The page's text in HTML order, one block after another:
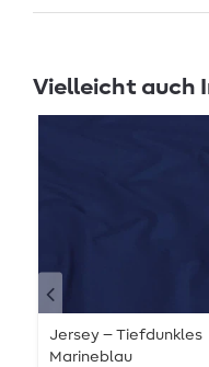
Vielleicht auch
Jersey – Tiefdunkles
Marineblau